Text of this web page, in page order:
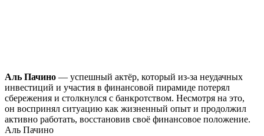
Аль Пачино — успешный актёр, который из-за неудачных
инвестиций и участия в финансовой пирамиде потерял
сбережения и столкнулся с банкротством. Несмотря на это,
он воспринял ситуацию как жизненный опыт и продолжил
активно работать, восстановив своё финансовое положение.
Аль Пачино